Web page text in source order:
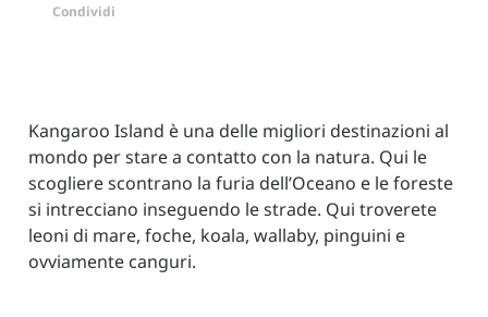
Condividi
Kangaroo Island è una delle migliori destinazioni al
mondo per stare a contatto con la natura. Qui le
scogliere scontrano la furia dell’Oceano e le foreste
si intrecciano inseguendo le strade. Qui troverete
leoni di mare, foche, koala, wallaby, pinguini e
ovviamente canguri.